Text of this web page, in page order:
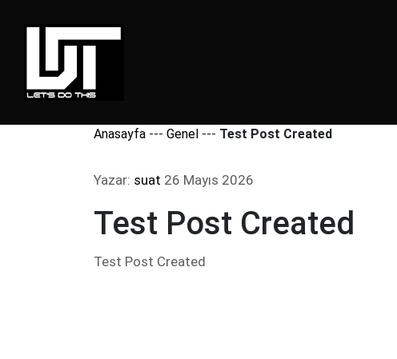
Anasayfa --- Genel --- Test Post Created
Yazar: suat 26 Mayıs 2026
Test Post Created
Test Post Created